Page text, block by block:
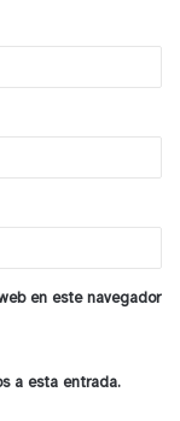
en este navegador
a esta entrada.